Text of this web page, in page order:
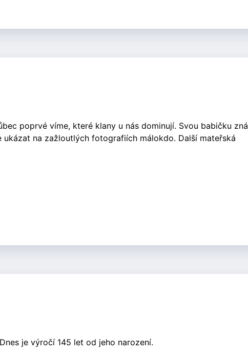
poprvé víme, které klany u nás dominují. Svou babičku zná
na zažloutlých fotografiích málokdo. Další mateřská
je výročí 145 let od jeho narození.